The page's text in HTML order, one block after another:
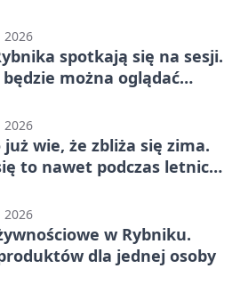
2026
spotkają się na sesji.
można oglądać
już wie, że zbliża się zima.
to nawet podczas letnich
w Rybniku.
dla jednej osoby